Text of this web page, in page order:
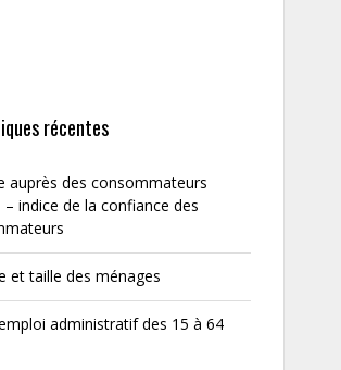
récentes
auprès des consommateurs
indice de la confiance des
et taille des ménages
administratif des 15 à 64